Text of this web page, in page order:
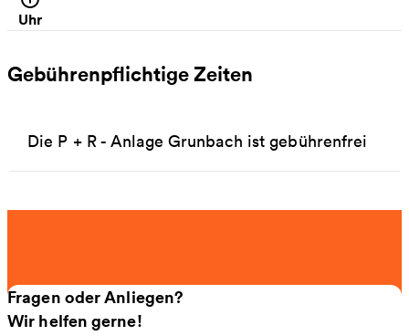
Uhr
Gebührenpflichtige Zeiten
Die P + R - Anlage Grunbach ist gebührenfrei
Fragen oder Anliegen?
Wir helfen gerne!